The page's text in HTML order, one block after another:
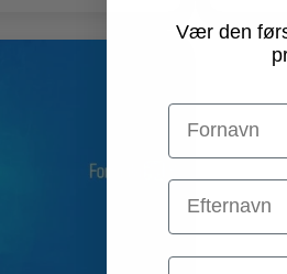
Vær den
Email